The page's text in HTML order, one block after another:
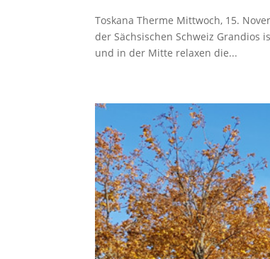
Toskana Therme Mittwoch, 15.
der Sächsischen Schweiz Grandios
und in der Mitte relaxen die...